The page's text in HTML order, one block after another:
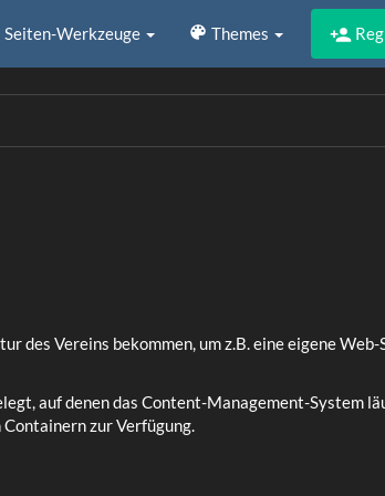
Seiten-Werkzeuge Themes
des Vereins bekommen, um z.B. eine eigene
auf denen das Content-Management-System
zur Verfügung.